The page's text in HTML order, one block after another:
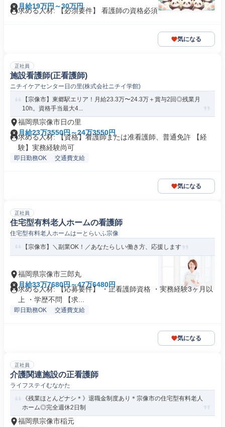
月給19万円～30万円
求める人材: 【必須要件】 看護師の資格必須
気になる
正社員
施設看護師(正看護師)
ニチイケアセンター日の里(株式会社ニチイ学館)
【宗像市】東郷駅エリア！月給23.3万〜24.3万＋賞与2回◎残業月
10h。資格手当最大4...
福岡県宗像市日の里
月給23万3550円～24万3550円
求める人材: 【資格】看護師または准看護師、普通免許 【経
験】実務経験尚可
即日勤務OK 交通費支給
気になる
正社員
住宅型有料老人ホームの看護師
住宅型有料老人ホームはーとらいふ宗像
【宗像市】＼副業OK！／あなたらしい働き方、応援します
福岡県宗像市三郎丸
月給33万7680円～47万6480円
求める人材: 【応募要件】 ・正看護師資格 ・実務経験3ヶ月以
上 ・学歴不問 【求...
即日勤務OK 交通費支給
気になる
正社員
介護関連施設の正看護師
ライフステイむなかた
《残業ほとんどナシ＊》退職金制度あり＊宗像市の住宅型有料老人
ホーム◎完全週休2日制
福岡県宗像市稲元